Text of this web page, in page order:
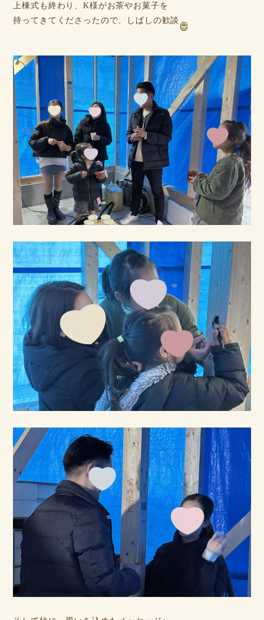
上棟式も終わり、K様がお茶やお菓子を
持ってきてくださったので、しばしの歓談